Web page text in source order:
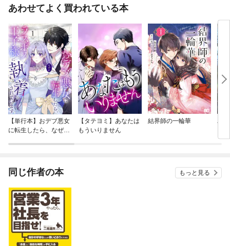
あわせてよく買われている本
【単行本】おデブ悪女
に転生したら、なぜか
【タテヨミ】あなたは
もういりません
結界師の一輪華
バ
今
同じ作者の本 もっと見る